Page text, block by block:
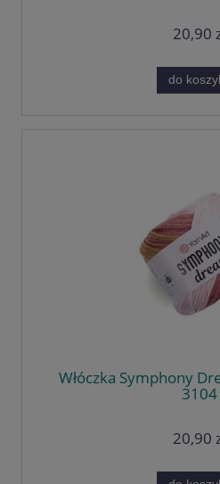
20,90
do
Włóczka Symphony
3104
20,90